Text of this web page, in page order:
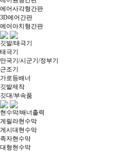
에어사각형간판
3D에어간판
에어아치형간판
깃발/태극기
태극기
만국기/시군기/정부기
근조기
가로등배너
깃발제작
깃대/부속품
현수막/배너출력
게릴라현수막
게시대현수막
족자현수막
대형현수막